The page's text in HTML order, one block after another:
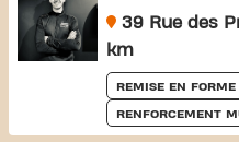
39 Rue des
km
REMISE EN FORME
RENFORCEMENT